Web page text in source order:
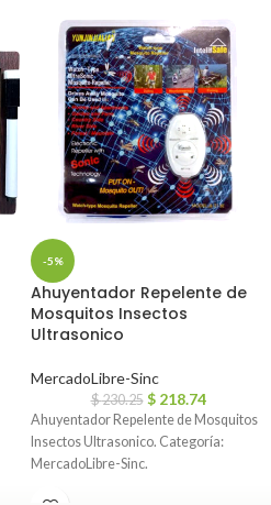
-5%
Ahuyentador Repelente de
Mosquitos Insectos
Ultrasonico
MercadoLibre-Sinc
$230.25 $ 218.74
Ahuyentador Repelente de Mosquitos
Insectos Ultrasonico. Categoría:
MercadoLibre-Sinc.